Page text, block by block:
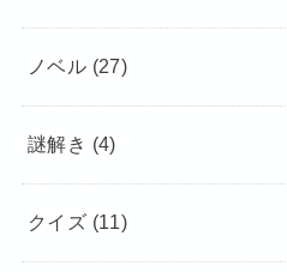
ノベル (27)
謎解き (4)
クイズ (11)